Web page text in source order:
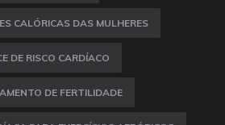
CALÓRICAS DAS MULHERES
DE RISCO CARDÍACO
DE FERTILIDADE